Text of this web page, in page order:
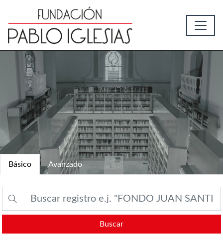
Básico Avanzado
Buscar